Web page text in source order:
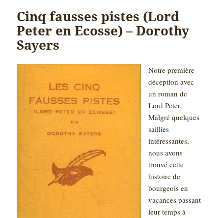
Cinq fausses pistes (Lord
Peter en Ecosse) – Dorothy
Sayers
Notre première
déception avec
un roman de
Lord Peter.
Malgré quelques
saillies
intéressantes,
nous avons
trouvé cette
histoire de
bourgeois en
vacances passant
leur temps à